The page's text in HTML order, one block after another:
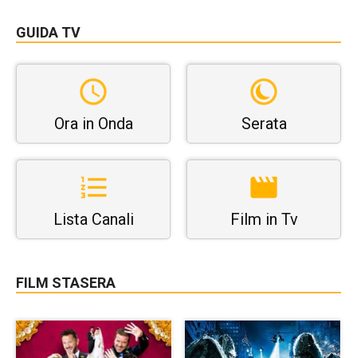
GUIDA TV
Ora in Onda Serata
Lista Canali Film in Tv
FILM STASERA